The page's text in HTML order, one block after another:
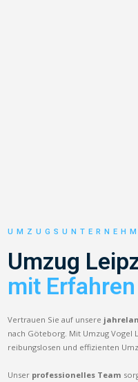
Umzug
mit Erfahren
Vertrauen Sie auf unsere
nach Göteborg. Mit Umzug
reibungslosen und effizienten
Unser professionelles Team